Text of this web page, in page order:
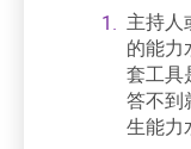
主持人
的能力
套工具
答不到
生能力